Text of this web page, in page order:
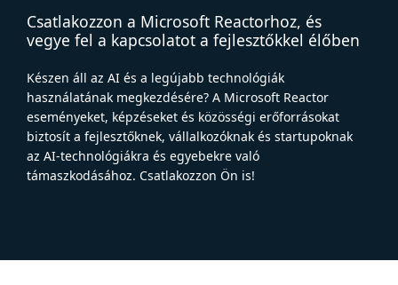
Csatlakozzon a Microsoft Reactorhoz, és
vegye fel a kapcsolatot a fejlesztőkkel élőben
Készen áll az AI és a legújabb technológiák
használatának megkezdésére? A Microsoft Reactor
eseményeket, képzéseket és közösségi erőforrásokat
biztosít a fejlesztőknek, vállalkozóknak és startupoknak
az AI-technológiákra és egyebekre való
támaszkodásához. Csatlakozzon Ön is!